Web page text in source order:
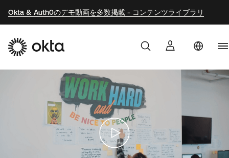
Okta & Auth0のデモ動画を多数掲載 - コンテンツライブラリ
Oktaを選ぶ理由
開発者向け